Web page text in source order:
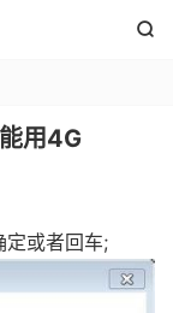

用4G
或者回车;